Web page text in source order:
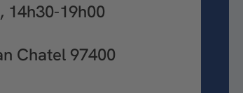
14h30-19h00
Chatel 97400